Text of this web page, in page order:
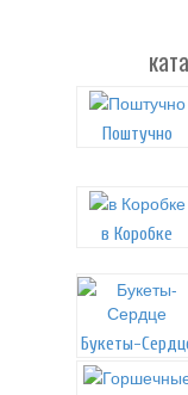
Поштучно
в Коробке
Букеты-